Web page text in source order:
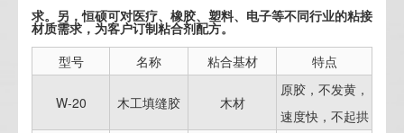
求。另，恒硕可对医疗、橡胶、塑料、电子等不同行业的粘接
材质需求，为客户订制粘合剂配方。
型号
名称 粘合基材 特点
W-20 木工填缝胶 木材
原胶，不发黄，
速度快，不起拱